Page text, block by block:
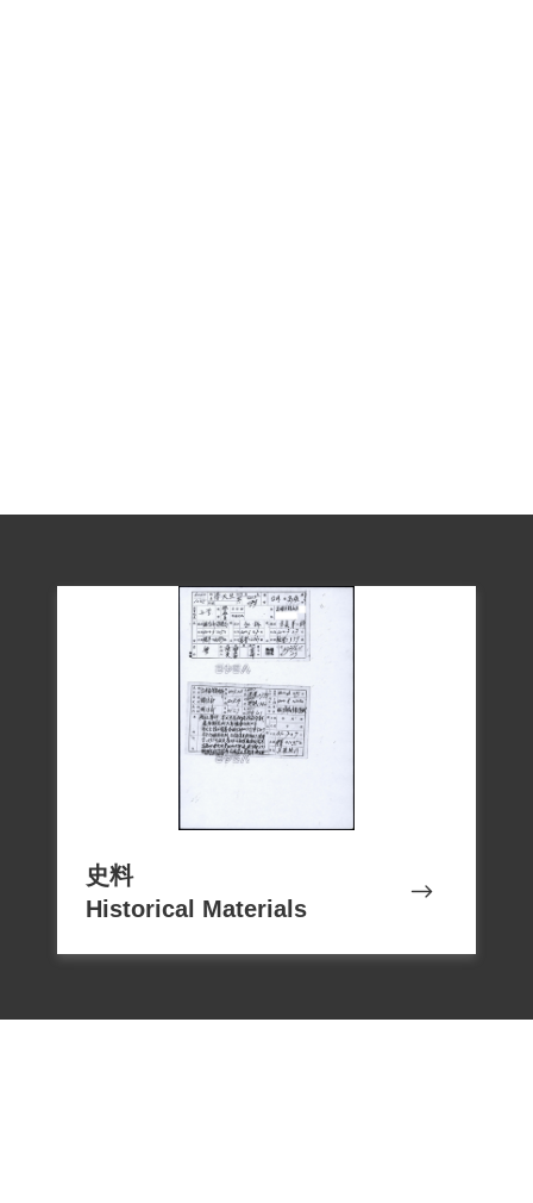
災，西部災情慘重，重創李天生老家嘉義
坪土地，興建「天星新村」並將三塊厝遷
村於此，安置村民。李天生經營版圖擴大
至鑄造、重工、教育等各領域，而為進一
步培育事業經營的各項人才，1964年設立
大榮高工（今大榮高中）。
他們的長才，一方面也因出獄的難友，謀
20多位政治犯，並有多人當上主管，也引
史料
Historical Materials